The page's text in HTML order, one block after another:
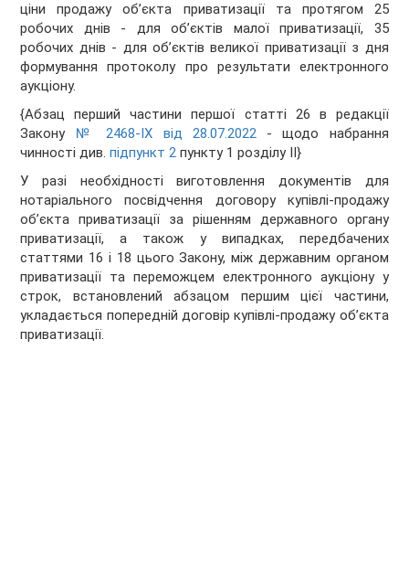
ціни продажу об’єкта приватизації та протягом 25
робочих днів - для об’єктів малої приватизації, 35
робочих днів - для об’єктів великої приватизації з дня
формування протоколу про результати електронного
аукціону.
{Абзац перший частини першої статті 26 в редакції
Закону № 2468-IX від 28.07.2022- щодо набрання
чинності див.підпункт 2 пункту 1 розділу II}
У разі необхідності виготовлення документів для
нотаріального посвідчення договору купівлі-продажу
об’єкта приватизації за рішенням державного органу
приватизації, а також у випадках, передбачених
статтями 16 і 18 цього Закону, між державним органом
приватизації та переможцем електронного аукціону у
строк, встановлений абзацом першим цієї частини,
укладається попередній договір купівлі-продажу об’єкта
приватизації.